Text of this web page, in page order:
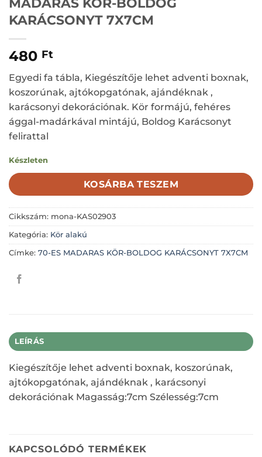
KARÁCSONYT 7X7CM
480 Ft
Egyedi fa tábla, Kiegészítője lehet adventi boxnak,
koszorúnak, ajtókopgatónak, ajándéknak ,
karácsonyi dekorációnak. Kör formájú, fehéres
ággal-madárkával mintájú, Boldog Karácsonyt
felirattal
Készleten
KOSÁRBA TESZEM
Cikkszám: mona-KAS02903
Kategória: Kör alakú
Címke: 70-ES MADARAS KÖR-BOLDOG KARÁCSONYT 7X7CM
LEÍRÁS
Kiegészítője lehet adventi boxnak, koszorúnak,
ajtókopgatónak, ajándéknak , karácsonyi
dekorációnak Magasság:7cm Szélesség:7cm
KAPCSOLÓDÓ TERMÉKEK